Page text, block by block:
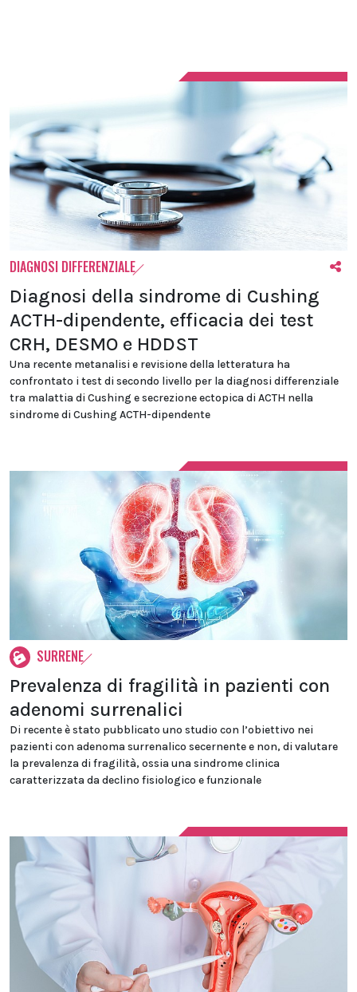
DIAGNOSI DIFFERENZIALE
Diagnosi della sindrome di Cushing
ACTH-dipendente, efficacia dei test
CRH, DESMO e HDDST
Una recente metanalisi e revisione della letteratura ha
confrontato i test di secondo livello per la diagnosi differenziale
tra malattia di Cushing e secrezione ectopica di ACTH nella
sindrome di Cushing ACTH-dipendente
SURRENE
Prevalenza di fragilità in pazienti con
adenomi surrenalici
Di recente è stato pubblicato uno studio con l’obiettivo nei
pazienti con adenoma surrenalico secernente e non, di valutare
la prevalenza di fragilità, ossia una sindrome clinica
caratterizzata da declino fisiologico e funzionale